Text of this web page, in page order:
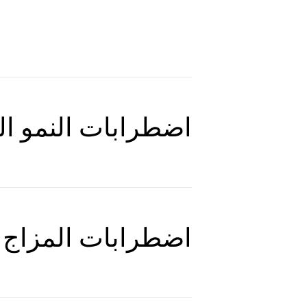
اضطرابات النمو
اضطرابات المزاج